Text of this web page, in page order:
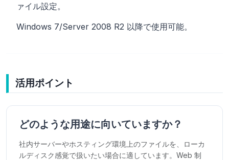
ァイル設定。
Windows 7/Server 2008 R2 以降で使用可能。
活用ポイント
どのような用途に向いていますか？
社内サーバーやホスティング環境上のファイルを、ローカ
ルディスク感覚で扱いたい場合に適しています。Web 制